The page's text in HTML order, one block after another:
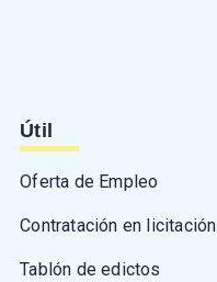
Útil
Oferta de Empleo
Contratación en licitación
Tablón de edictos